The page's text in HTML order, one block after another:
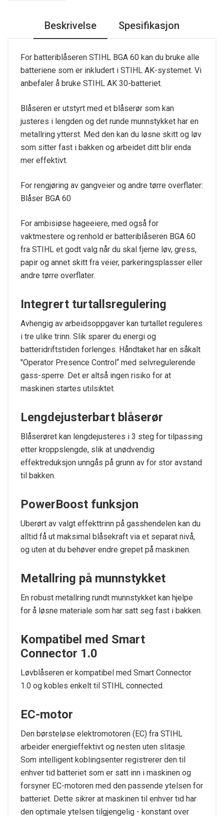
Beskrivelse Spesifikasjon
For batteriblåseren STIHL BGA 60 kan du bruke alle
batteriene som er inkludert i STIHL AK-systemet. Vi
anbefaler å bruke STIHL AK 30-batteriet.
Blåseren er utstyrt med et blåserør som kan
justeres i lengden og det runde munnstykket har en
metallring ytterst. Med den kan du løsne skitt og løv
som sitter fast i bakken og arbeidet ditt blir enda
mer effektivt.
For rengjøring av gangveier og andre tørre overflater:
Blåser BGA 60
For ambisiøse hageeiere, med også for
vaktmestere og renhold er batteriblåseren BGA 60
fra STIHL et godt valg når du skal fjerne løv, gress,
papir og annet skitt fra veier, parkeringsplasser eller
andre tørre overflater.
Integrert turtallsregulering
Avhengig av arbeidsoppgaver kan turtallet reguleres
i tre ulike trinn. Slik sparer du energi og
batteridriftstiden forlenges. Håndtaket har en såkalt
"Operator Presence Control“ med selvregulerende
gass-sperre. Det er altså ingen risiko for at
maskinen startes utilsiktet.
Lengdejusterbart blåserør
Blåserøret kan lengdejusteres i 3 steg for tilpassing
etter kroppslengde, slik at unødvendig
effektreduksjon unngås på grunn av for stor avstand
til bakken.
PowerBoost funksjon
Uberørt av valgt effekttrinn på gasshendelen kan du
alltid få ut maksimal blåsekraft via et separat nivå,
og uten at du behøver endre grepet på maskinen.
Metallring på munnstykket
En robust metallring rundt munnstykket kan hjelpe
for å løsne materiale som har satt seg fast i bakken.
Kompatibel med Smart
Connector 1.0
Løvblåseren er kompatibel med Smart Connector
1.0 og kobles enkelt til STIHL connected.
EC-motor
Den børsteløse elektromotoren (EC) fra STIHL
arbeider energieffektivt og nesten uten slitasje.
Som intelligent koblingsenter registrerer den til
enhver tid batteriet som er satt inn i maskinen og
forsyner EC-motoren med den passende ytelsen for
batteriet. Dette sikrer at maskinen til enhver tid har
den optimale ytelsen tilgjengelig - konstant over